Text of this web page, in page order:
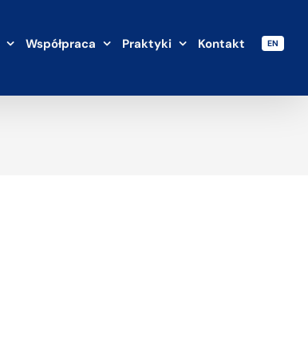
Współpraca Praktyki Kontakt EN